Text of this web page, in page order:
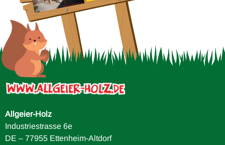
Allgeier-Holz
Industriestrasse 6e
DE – 77955 Ettenheim-Altdorf